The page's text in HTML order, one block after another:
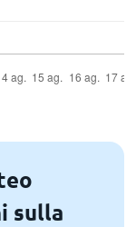
sulla